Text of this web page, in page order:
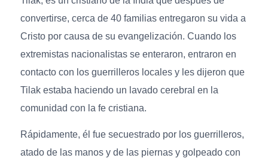
convertirse, cerca de 40 familias entregaron su vida a
Cristo por causa de su evangelización. Cuando los
extremistas nacionalistas se enteraron, entraron en
contacto con los guerrilleros locales y les dijeron que
Tilak estaba haciendo un lavado cerebral en la
comunidad con la fe cristiana.
Rápidamente, él fue secuestrado por los guerrilleros,
atado de las manos y de las piernas y golpeado con